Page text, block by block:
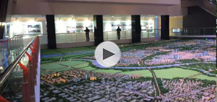
乡的情感与努力学习文化知
识、主动承担社会责任统一起
来，不断升华对“爱学习、爱劳
动、爱祖国”的理解和认识，点
燃为实现中国梦而努力进取的
个人梦想。
的的变化，感受到了中牟的魅
力所在！